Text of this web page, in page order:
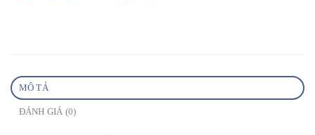
MÔ TẢ
ĐÁNH GIÁ (0)